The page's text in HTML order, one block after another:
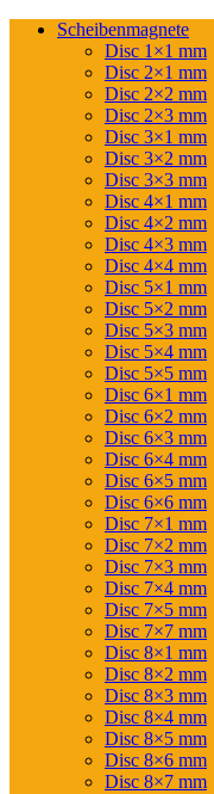
Scheibenmagnete
Disc 1×1 mm
Disc 2×1 mm
Disc 2×2 mm
Disc 2×3 mm
Disc 3×1 mm
Disc 3×2 mm
Disc 3×3 mm
Disc 4×1 mm
Disc 4×2 mm
Disc 4×3 mm
Disc 4×4 mm
Disc 5×1 mm
Disc 5×2 mm
Disc 5×3 mm
Disc 5×4 mm
Disc 5×5 mm
Disc 6×1 mm
Disc 6×2 mm
Disc 6×3 mm
Disc 6×4 mm
Disc 6×5 mm
Disc 6×6 mm
Disc 7×1 mm
Disc 7×2 mm
Disc 7×3 mm
Disc 7×4 mm
Disc 7×5 mm
Disc 7×7 mm
Disc 8×1 mm
Disc 8×2 mm
Disc 8×3 mm
Disc 8×4 mm
Disc 8×5 mm
Disc 8×6 mm
Disc 8×7 mm